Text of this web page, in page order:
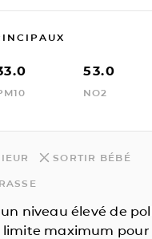
53.0
NO2
SORTIR BÉBÉ
niveau élevé de
limite maximum pour